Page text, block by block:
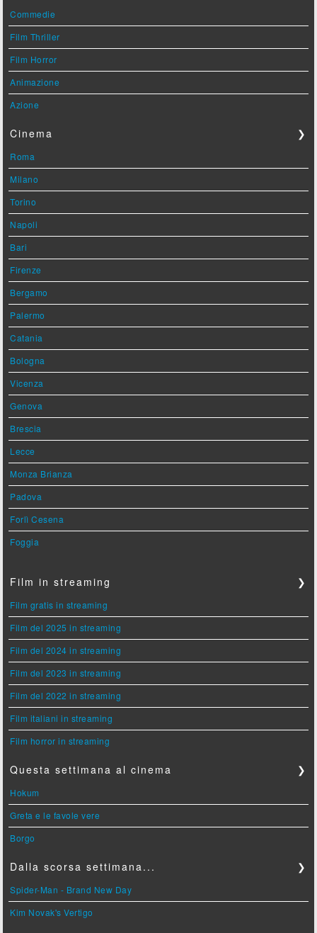
Commedie
Film Thriller
Film Horror
Animazione
Azione
Cinema ❯
Roma
Milano
Torino
Napoli
Bari
Firenze
Bergamo
Palermo
Catania
Bologna
Vicenza
Genova
Brescia
Lecce
Monza Brianza
Padova
Forlì Cesena
Foggia
Film in streaming ❯
Film gratis in streaming
Film del 2025 in streaming
Film del 2024 in streaming
Film del 2023 in streaming
Film del 2022 in streaming
Film italiani in streaming
Film horror in streaming
Questa settimana al cinema ❯
Hokum
Greta e le favole vere
Borgo
Dalla scorsa settimana... ❯
Spider-Man - Brand New Day
Kim Novak's Vertigo